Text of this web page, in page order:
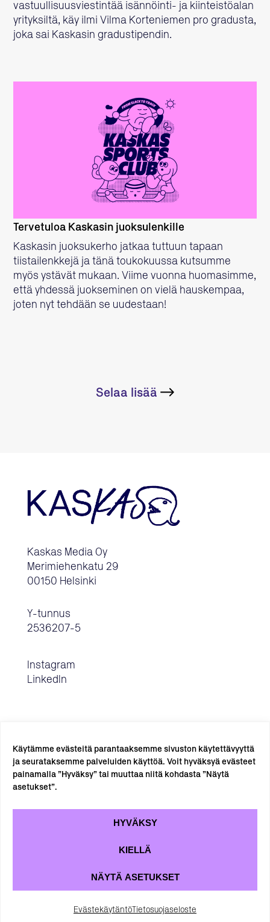
Käytämme evästeitä parantaaksemme sivuston käytettävyyttä
ja seurataksemme palveluiden käyttöä. Voit hyväksyä evästeet
painamalla ”Hyväksy” tai muuttaa niitä kohdasta ”Näytä
asetukset”.
HYVÄKSY
KIELLÄ
NÄYTÄ ASETUKSET
Evästekäytäntö Tietosuojaseloste
vastuullisuusviestintää isännöinti- ja kiinteistöalan
yrityksiltä, käy ilmi Vilma Korteniemen pro gradusta,
joka sai Kaskasin gradustipendin.
LUE LISÄÄ
Tervetuloa Kaskasin juoksulenkille
Kaskasin juoksukerho jatkaa tuttuun tapaan
tiistailenkkejä ja tänä toukokuussa kutsumme
myös ystävät mukaan. Viime vuonna huomasimme,
että yhdessä juokseminen on vielä hauskempaa,
joten nyt tehdään se uudestaan!
Selaa lisää
Kaskas Media Oy
Merimiehenkatu 29
00150 Helsinki
Y-tunnus
2536207-5
Instagram
LinkedIn
TILAA UUTISKIRJE →
Tietosuojaseloste
Evästekäytäntö